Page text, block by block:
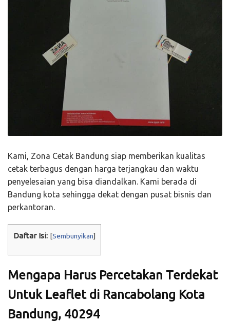
Kami, Zona Cetak Bandung siap memberikan kualitas
cetak terbagus dengan harga terjangkau dan waktu
penyelesaian yang bisa diandalkan. Kami berada di
Bandung kota sehingga dekat dengan pusat bisnis dan
perkantoran.
Daftar Isi: [Sembunyikan]
Mengapa Harus Percetakan Terdekat
Untuk Leaflet di Rancabolang Kota
Bandung, 40294